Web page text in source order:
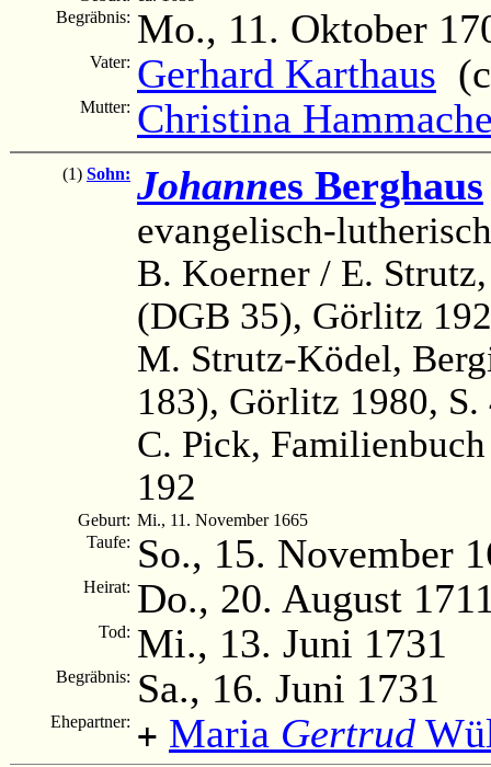
Begräbnis: Mo., 11. Oktober
Vater: Gerhard Karthaus
Mutter: Christina
(1) Sohn: Johannes Berghaus
evangelisch-
B. Koerner / E.
(DGB 35), Görlitz
M. Strutz-Ködel,
183), Görlitz 1980, S.
C. Pick,
192
Geburt: Mi., 11. November 1665
Taufe: So., 15. November
Heirat: Do., 20. August
Tod: Mi., 13. Juni 1731
Begräbnis: Sa., 16. Juni 1731
Ehepartner: + Maria Gertrud